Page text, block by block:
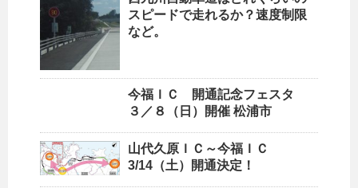
スピードで走れるか？速度制限
など。
今福ＩＣ 開通記念フェスタ
３／８（日）開催 松浦市
山代久原ＩＣ～今福ＩＣ
3/14（土）開通決定！